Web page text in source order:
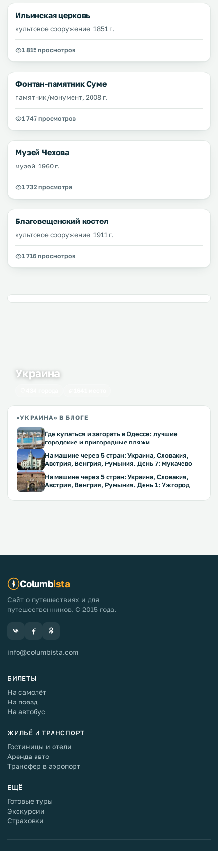
Ильинская церковь
культовое сооружение, 1851 г.
1 815 просмотров
Фонтан-памятник Суме
памятник/монумент, 2008 г.
1 747 просмотров
Музей Чехова
музей, 1960 г.
1 732 просмотра
Благовещенский костел
культовое сооружение, 1911 г.
1 716 просмотров
Украина
«УКРАИНА» В БЛОГЕ
Где купаться и загорать в Одессе: лучшие
городские и пригородные пляжи
На машине через 5 стран: Украина, Словакия,
Австрия, Венгрия, Румыния. День 7: Мукачево
На машине через 5 стран: Украина, Словакия,
Австрия, Венгрия, Румыния. День 1: Ужгород
Columbista
Сайт о путешествиях и для
путешественников. С 2015 года.
info@columbista.com
БИЛЕТЫ
На самолёт
На поезд
На автобус
ЖИЛЬЁ И ТРАНСПОРТ
Гостиницы и отели
Аренда авто
Трансфер в аэропорт
ЕЩЁ
Готовые туры
Экскурсии
Страховки